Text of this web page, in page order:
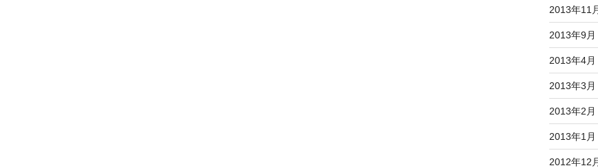
2013年11
2013年9月
2013年4月
2013年3月
2013年2月
2013年1月
2012年12